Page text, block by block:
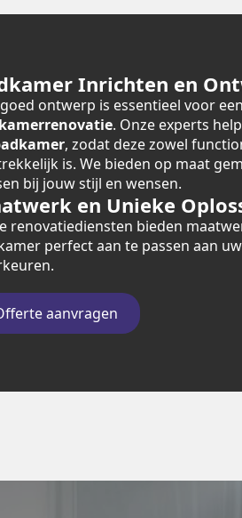
Inrichten en
ontwerp is essentieel voor
. Onze experts
, zodat deze zowel
is. We bieden op maat
bij jouw stijl en wensen.
en Unieke
renovatiediensten bieden
perfect aan te passen aan
aanvragen